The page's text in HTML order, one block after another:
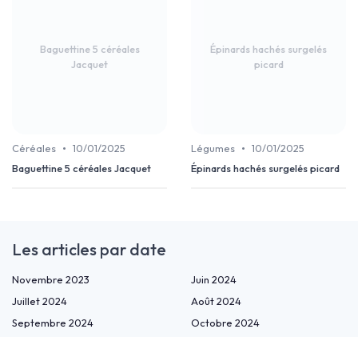
Baguettine 5 céréales
Jacquet
Céréales • 10/01/2025
Baguettine 5 céréales Jacquet
Épinards hachés surgelés
picard
Légumes • 10/01/2025
Épinards hachés surgelés picard
Les articles par date
Novembre 2023
Juin 2024
Juillet 2024
Août 2024
Septembre 2024
Octobre 2024